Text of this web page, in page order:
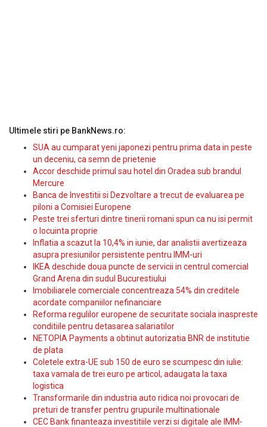
Ultimele stiri pe BankNews.ro:
SUA au cumparat yeni japonezi pentru prima data in peste
un deceniu, ca semn de prietenie
Accor deschide primul sau hotel din Oradea sub brandul
Mercure
Banca de Investitii si Dezvoltare a trecut de evaluarea pe
piloni a Comisiei Europene
Peste trei sferturi dintre tinerii romani spun ca nu isi permit
o locuinta proprie
Inflatia a scazut la 10,4% in iunie, dar analistii avertizeaza
asupra presiunilor persistente pentru IMM-uri
IKEA deschide doua puncte de servicii in centrul comercial
Grand Arena din sudul Bucurestiului
Imobiliarele comerciale concentreaza 54% din creditele
acordate companiilor nefinanciare
Reforma regulilor europene de securitate sociala inaspreste
conditiile pentru detasarea salariatilor
NETOPIA Payments a obtinut autorizatia BNR de institutie
de plata
Coletele extra-UE sub 150 de euro se scumpesc din iulie:
taxa vamala de trei euro pe articol, adaugata la taxa
logistica
Transformarile din industria auto ridica noi provocari de
preturi de transfer pentru grupurile multinationale
CEC Bank finanteaza investitiile verzi si digitale ale IMM-